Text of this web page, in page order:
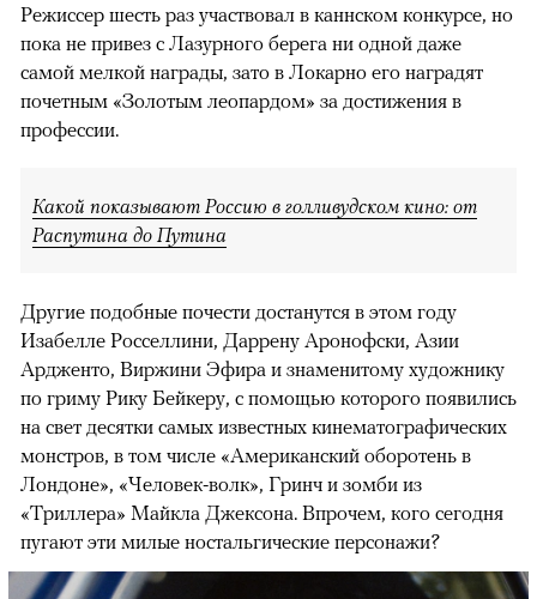
Режиссер шесть раз участвовал в каннском конкурсе, но
пока не привез с Лазурного берега ни одной даже
самой мелкой награды, зато в Локарно его наградят
почетным «Золотым леопардом» за достижения в
профессии.
Какой показывают Россию в голливудском кино: от
Распутина до Путина
Другие подобные почести достанутся в этом году
Изабелле Росселлини, Даррену Аронофски, Азии
Ардженто, Виржини Эфира и знаменитому художнику
по гриму Рику Бейкеру, с помощью которого появились
на свет десятки самых известных кинематографических
монстров, в том числе «Американский оборотень в
Лондоне», «Человек-волк», Гринч и зомби из
«Триллера» Майкла Джексона. Впрочем, кого сегодня
пугают эти милые ностальгические персонажи?